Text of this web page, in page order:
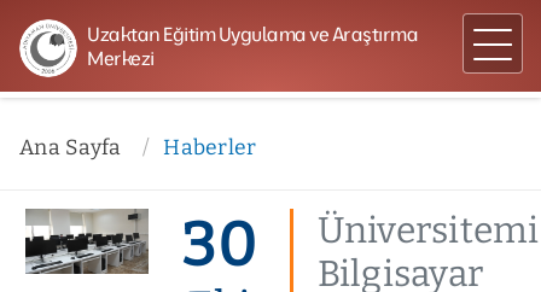
Uzaktan Eğitim Uygulama ve Araştırma
Merkezi
Ana Sayfa Haberler
30
Bilgisayar